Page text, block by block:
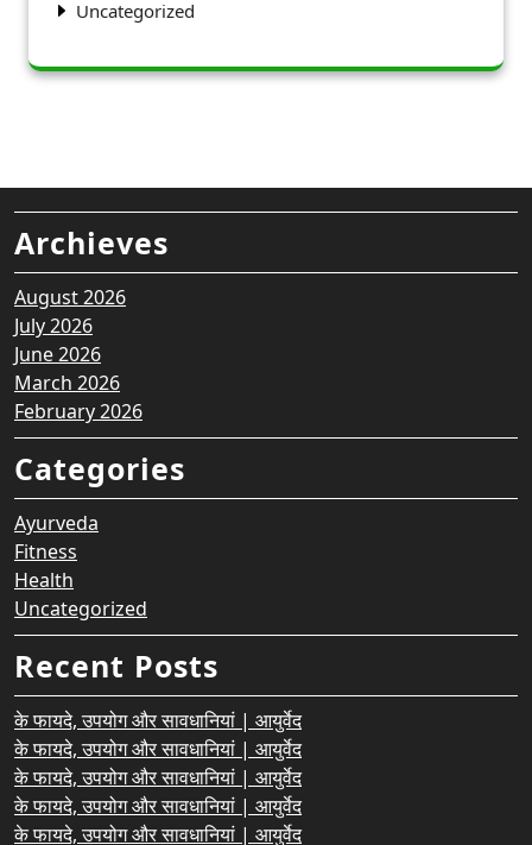
Uncategorized
Archieves
August 2026
July 2026
June 2026
March 2026
February 2026
Categories
Ayurveda
Fitness
Health
Uncategorized
Recent Posts
के फायदे, उपयोग और सावधानियां | आयुर्वेद
के फायदे, उपयोग और सावधानियां | आयुर्वेद
के फायदे, उपयोग और सावधानियां | आयुर्वेद
के फायदे, उपयोग और सावधानियां | आयुर्वेद
के फायदे, उपयोग और सावधानियां | आयुर्वेद